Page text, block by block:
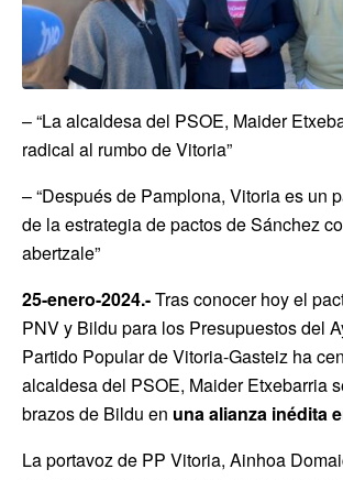
– “La alcaldesa del PSOE, Maider
radical al rumbo de Vitoria”
– “Después de Pamplona, Vitoria es un
de la estrategia de pactos de Sánchez
abertzale”
25-enero-2024.-Tras conocer hoy el
PNV y Bildu para los Presupuestos del
Partido Popular de Vitoria-Gasteiz ha
alcaldesa del PSOE, Maider Etxebarria
brazos de Bildu en una alianza inédita
La portavoz de PP Vitoria, Ainhoa